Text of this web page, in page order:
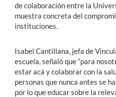
de colaboración entre la
muestra concreta del
instituciones.
Isabel Cantillana, jefa de
escuela, señaló que “para
estar acá y colaborar con la
personas que nunca antes se
por lo que educar sobre la